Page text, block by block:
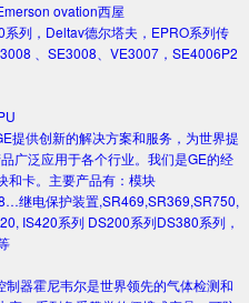
ovation西屋
列，Deltav德尔塔夫，EPRO系列传
、SE3008、VE3007，SE4006P2
提供创新的解决方案和服务，为世界提
广泛应用于各个行业。我们是GE的经
和卡。主要产品有：模块
继电保护装置,SR469,SR369,SR750,
IS420系列 DS200系列DS380系列，
制器霍尼韦尔是世界领先的气体检测和